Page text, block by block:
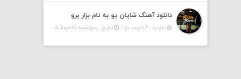
دانلود آهنگ شایان یو به نام بزار برو
بازدید : ۲ بازدید بار / تاریخ : پنج‌شنبه ۱۵ مرداد ۱۴۰۵